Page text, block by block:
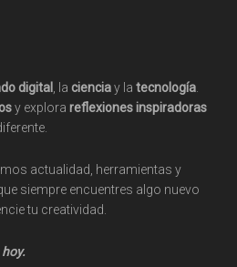
digital , lacienciay latecnología
y explorareflexiones inspiradoras
actualidad, herramientas y
siempre encuentres algo nuevo
tu creatividad.